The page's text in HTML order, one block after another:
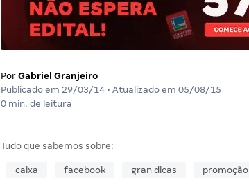
Por Gabriel Granjeiro
Publicado em 29/03/14• Atualizado em 05/08/15
0 min. de leitura
Tudo que sabemos sobre:
caixa facebook gran dicas promoção